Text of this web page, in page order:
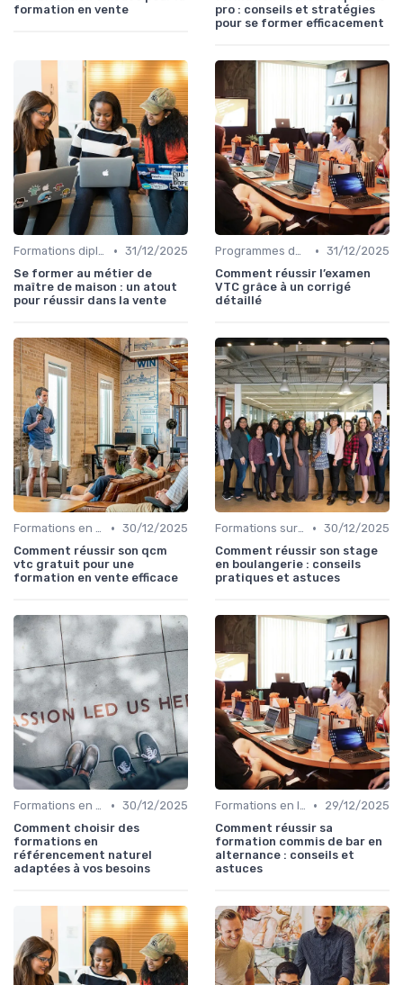
formation en vente
pro : conseils et stratégies
pour se former efficacement
Formations diplômantes • 31/12/2025
Se former au métier de
maître de maison : un atout
pour réussir dans la vente
Programmes de certification • 31/12/2025
Comment réussir l’examen
VTC grâce à un corrigé
détaillé
Formations en ligne • 30/12/2025
Comment réussir son qcm
vtc gratuit pour une
formation en vente efficace
Formations sur mesure pour entreprises • 30/12/2025
Comment réussir son stage
en boulangerie : conseils
pratiques et astuces
Formations en ligne • 30/12/2025
Comment choisir des
formations en
référencement naturel
adaptées à vos besoins
Formations en ligne •
29/12/2025
Comment réussir sa
formation commis de bar en
alternance : conseils et
astuces